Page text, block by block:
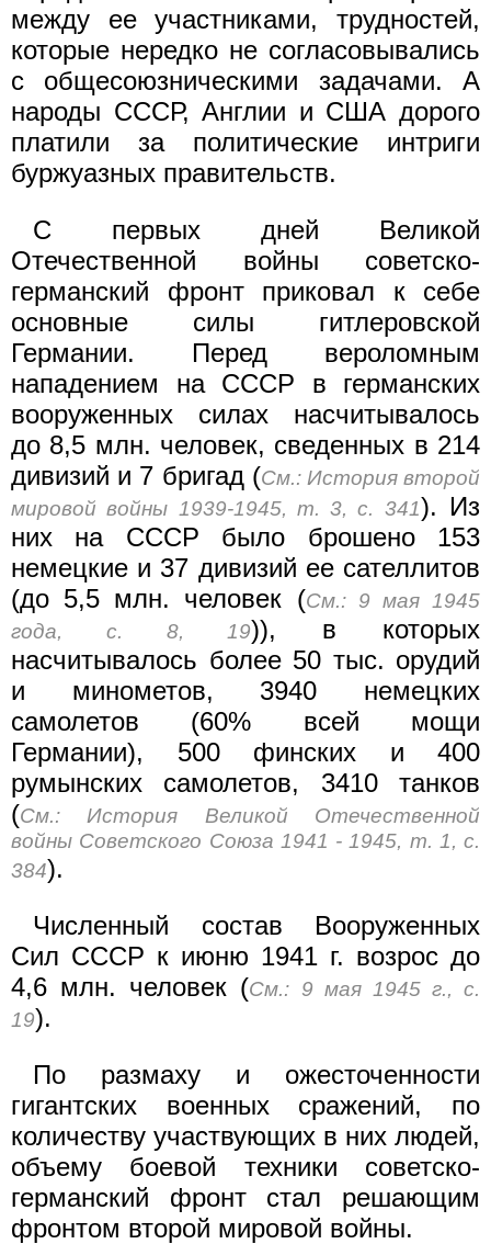
между ее участниками, трудностей,
которые нередко не согласовывались
с общесоюзническими задачами. А
народы СССР, Англии и США дорого
платили за политические интриги
буржуазных правительств.
С первых дней Великой
Отечественной войны советско-
германский фронт приковал к себе
основные силы гитлеровской
Германии. Перед вероломным
нападением на СССР в германских
вооруженных силах насчитывалось
до 8,5 млн. человек, сведенных в 214
дивизий и 7 бригад (См.: История второй
мировой войны 1939-1945, т. 3, с. 341). Из
них на СССР было брошено 153
немецкие и 37 дивизий ее сателлитов
(до 5,5 млн. человек (См.: 9 мая 1945
года, с. 8, 19)), в которых
насчитывалось более 50 тыс. орудий
и минометов, 3940 немецких
самолетов (60% всей мощи
Германии), 500 финских и 400
румынских самолетов, 3410 танков
(См.: История Великой Отечественной
войны Советского Союза 1941 - 1945, т. 1, с.
384).
Численный состав Вооруженных
Сил СССР к июню 1941 г. возрос до
4,6 млн. человек (См.: 9 мая 1945 г., с.
19).
По размаху и ожесточенности
гигантских военных сражений, по
количеству участвующих в них людей,
объему боевой техники советско-
германский фронт стал решающим
фронтом второй мировой войны.